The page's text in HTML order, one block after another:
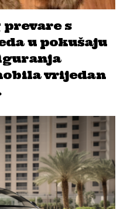
prevare s
u pokušaju
vrijedan